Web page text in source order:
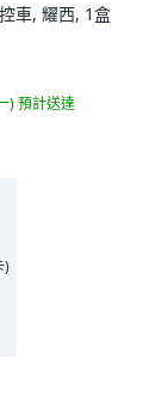
車, 耀西, 1盒
)預計送達
)